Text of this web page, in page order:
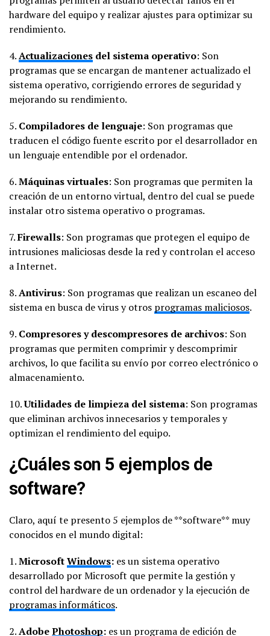
hardware del equipo y realizar ajustes para optimizar su
rendimiento.
4.Actualizaciones del sistema operativo: Son
programas que se encargan de mantener actualizado el
sistema operativo, corrigiendo errores de seguridad y
mejorando su rendimiento.
5. Compiladores de lenguaje: Son programas que
traducen el código fuente escrito por el desarrollador en
un lenguaje entendible por el ordenador.
6.Máquinas virtuales: Son programas que permiten la
creación de un entorno virtual, dentro del cual se puede
instalar otro sistema operativo o programas.
7.Firewalls: Son programas que protegen el equipo de
intrusiones maliciosas desde la red y controlan el acceso
a Internet.
8.Antivirus: Son programas que realizan un escaneo del
sistema en busca de virus y otros programas maliciosos.
9. Compresores y descompresores de archivos: Son
programas que permiten comprimir y descomprimir
archivos, lo que facilita su envío por correo electrónico o
almacenamiento.
10.Utilidades de limpieza del sistema: Son programas
que eliminan archivos innecesarios y temporales y
optimizan el rendimiento del equipo.
¿Cuáles son 5 ejemplos de
software?
Claro, aquí te presento 5 ejemplos de **software** muy
conocidos en el mundo digital:
1.MicrosoftWindows: es un sistema operativo
desarrollado por Microsoft que permite la gestión y
control del hardware de un ordenador y la ejecución de
programas informáticos.
2.AdobePhotoshop: es un programa de edición de